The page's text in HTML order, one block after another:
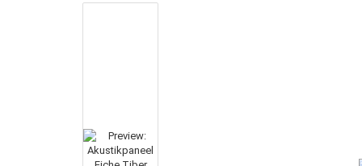
PORENBETON / KALKSANDSTEINE